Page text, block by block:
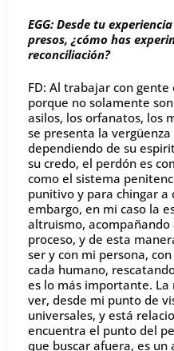
EGG: Desde tu
presos, ¿cómo has
reconciliación?
FD: Al trabajar con
porque no solamente
asilos, los orfanatos, los
se presenta la
dependiendo de su
su credo, el perdón es
como el sistema
punitivo y para chingar a
embargo, en mi caso la
altruismo, acompañando
proceso, y de esta
ser y con mi persona,
cada humano,
es lo más importante.
ver, desde mi punto de
universales, y está
encuentra el punto del
que buscar afuera, es un